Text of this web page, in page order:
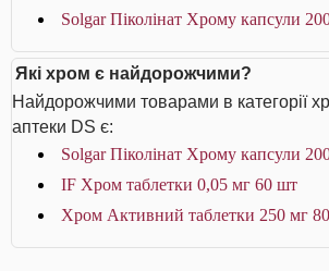
Solgar Піколінат Хрому капсули
Які хром є найдорожчими?
Найдорожчими товарами в категорії
аптеки DS є:
Solgar Піколінат Хрому капсули
IF Хром таблетки 0,05 мг 60 шт
Хром Активний таблетки 250 мг